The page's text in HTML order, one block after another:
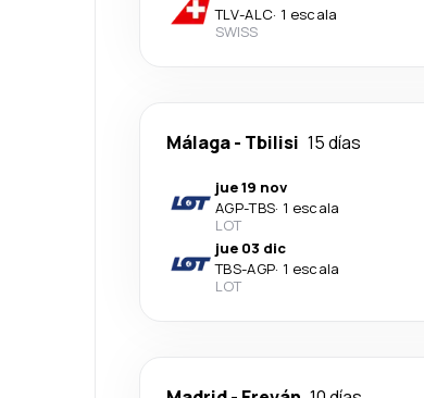
TLV-ALC· 1 escala
SWISS
Málaga- Tbilisi 15 días
jue 19 nov
AGP-TBS· 1 escala
LOT
jue 03 dic
TBS-AGP· 1 escala
LOT